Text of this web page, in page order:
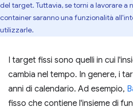
del target. Tuttavia, se torni a lavorare a
container saranno una funzionalità
utilizzarle.
I target fissi sono quelli in cui
cambia nel tempo. In genere, i
anni di calendario. Ad esempio,
fisso che contiene l'insieme di